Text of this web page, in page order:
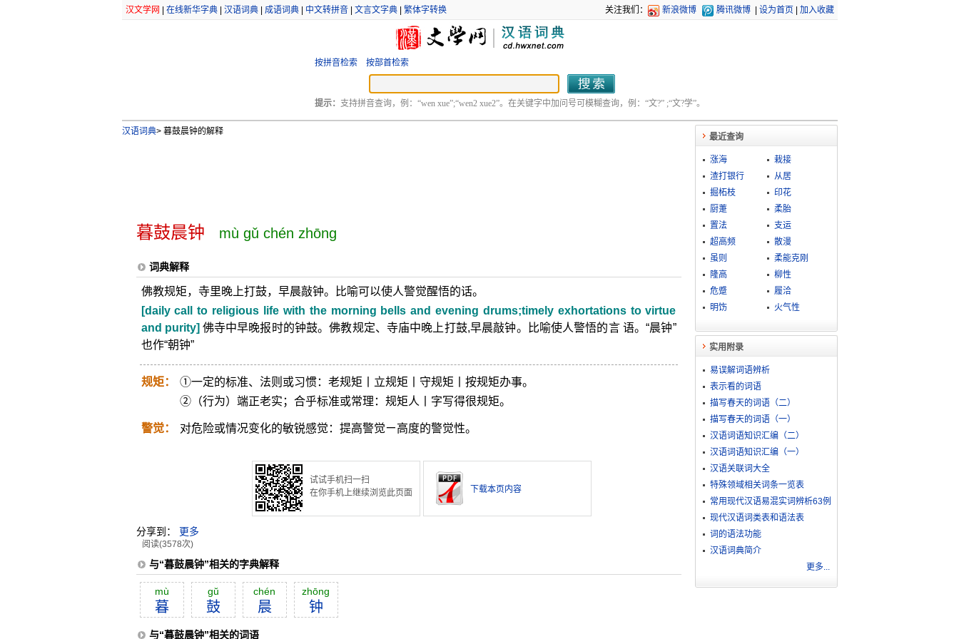
汉文学网 在线新华字典| 汉语词典| 成语词典| 中文转拼音| 文言文字典| 繁体字转换 关注我们： 新浪微博 腾讯微博 设为首页 加入收藏
按拼音检索 按部首检索
提示： 支持拼音查询，例：“wen xue”;“wen2 xue2”。在关键字中加问号可模糊查询，例：“文?” ;“文?学”。
汉语词典>暮鼓晨钟的解释
暮鼓晨钟 mù gǔ chén zhōng
词典解释
佛教规矩，寺里晚上打鼓，早晨敲钟。比喻可以使人警觉醒悟的话。
[daily call to religious life with the morning bells and evening drums;timely exhortations to virtue
and purity] 佛寺中早晚报时的钟鼓。佛教规定、寺庙中晚上打鼓,早晨敲钟。比喻使人警悟的言 语。“晨钟”
也作“朝钟”
规矩：
①一定的标准、法则或习惯：老规矩丨立规矩丨守规矩丨按规矩办事。
②（行为）端正老实；合乎标准或常理：规矩人丨字写得很规矩。
警觉： 对危险或情况变化的敏锐感觉：提高警觉ㄧ高度的警觉性。
试试手机扫一扫
在你手机上继续浏览此页面
下载本页内容
分享到： 更多
阅读(3578次)
与“暮鼓晨钟”相关的字典解释
mù
暮
gŭ
鼓
chén
晨
zhōng
钟
与“暮鼓晨钟”相关的词语
最近查询
涨海
栽接
渣打银行
从居
掘柘枝
印花
厨萐
柔胎
置法
支运
超高频
散漫
虽则
柔能克刚
隆高
柳性
危蹙
履洽
明饬
火气性
实用附录
易误解词语辨析
表示看的词语
描写春天的词语（二）
描写春天的词语（一）
汉语词语知识汇编（二）
汉语词语知识汇编（一）
汉语关联词大全
特殊领域相关词条一览表
常用现代汉语易混实词辨析63例
现代汉语词类表和语法表
词的语法功能
汉语词典简介
更多...